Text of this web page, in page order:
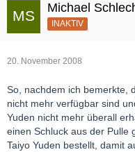
Michael
INAKTIV
20. November 2008
So, nachdem ich bemerkte,
nicht mehr verfügbar sind
Yuden nicht mehr überall
einen Schluck aus der Pulle
Taiyo Yuden bestellt, damit